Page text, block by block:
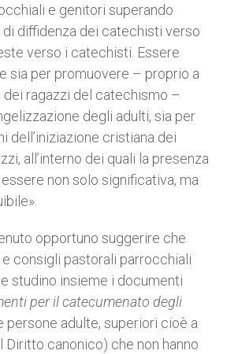
e genitori superando
diffidenza dei catechisti verso
verso i catechisti. Essere
sia per promuovere – proprio a
ragazzi del catechismo –
degli adulti, sia per
dell’iniziazione cristiana dei
all’interno dei quali la presenza
non solo significativa, ma
opportuno suggerire che
consigli pastorali parrocchiali
studino insieme i documenti
per il catecumenato degli
persone adulte, superiori cioè a
Diritto canonico) che non hanno